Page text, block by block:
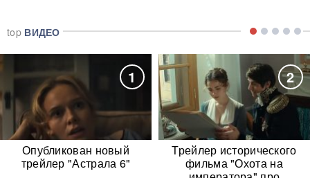
top ВИДЕО
1
Опубликован новый
трейлер "Астрала 6"
2
Трейлер исторического
фильма "Охота на